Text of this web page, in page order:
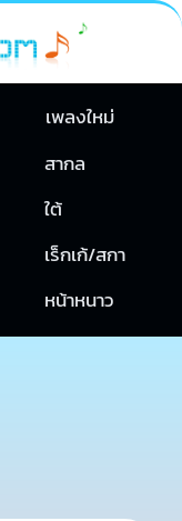
เพลงใหม่
สากล
ใต้
เร็กเก้/สกา
หน้าหนาว